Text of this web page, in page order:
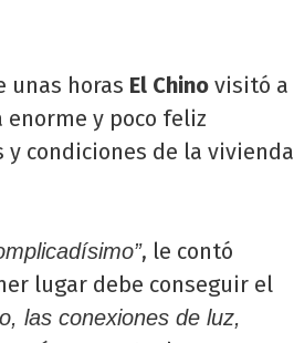
unas horas El Chino visitó a
y poco feliz
condiciones de la vivienda
, le contó
lugar debe conseguir el
las conexiones de luz,